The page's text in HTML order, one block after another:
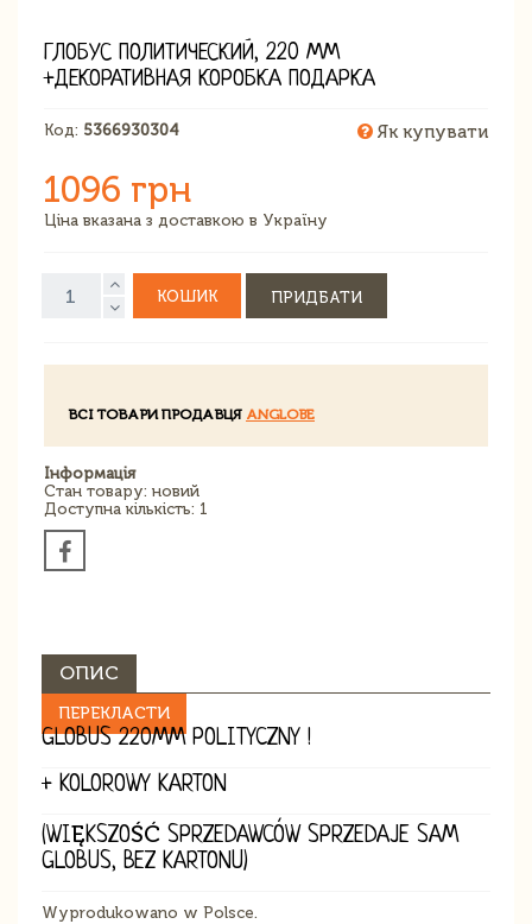
ГЛОБУС ПОЛИТИЧЕСКИЙ, 220 ММ
+ДЕКОРАТИВНАЯ КОРОБКА ПОДАРКА
Код: 5366930304 Як купувати
1096 грн
Ціна вказана з доставкою в Україну
КОШИК ПРИДБАТИ
ВСІ ТОВАРИ ПРОДАВЦЯ ANGLOBE
Інформація
Стан товару: новий
Доступна кількість: 1
ОПИС
ПЕРЕКЛАСТИ
GLOBUS 220MM POLITYCZNY !
+ KOLOROWY KARTON
(WIĘKSZOŚĆ SPRZEDAWCÓW SPRZEDAJE SAM
GLOBUS, BEZ KARTONU)
Wyprodukowano w Polsce.